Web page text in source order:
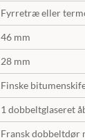
Fyrretræ eller
46 mm
28 mm
Finske
1 dobbeltglaseret
Fransk dobbeltdør